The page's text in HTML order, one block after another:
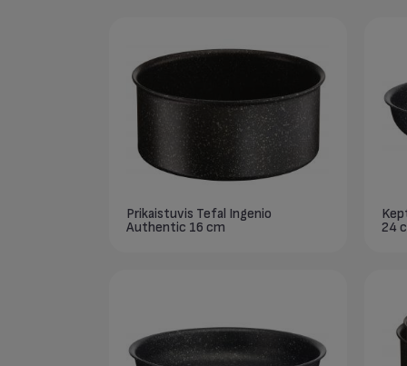
Prikaistuvis Tefal Ingenio
Authentic 16 cm
24